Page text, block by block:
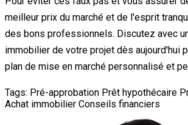
meilleur prix du marché et de l'esprit
des bons professionnels. Discutez avec
immobilier de votre projet dès aujourd'hui
plan de mise en marché personnalisé et
Tags: Pré-approbation Prêt hypothécaire
Achat immobilier Conseils financiers